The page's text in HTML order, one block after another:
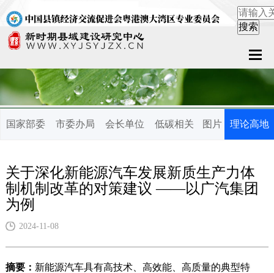
关于中心
新闻中心
案例中心
联系我们
国家部委 市委办局 会长单位 低碳相关 图片 理论高地
关于深化新能源汽车发展新质生产力体
制机制改革的对策建议 ——以广汽集团
为例
2024-11-08
摘要： 新能源汽车具有高技术、高效能、高质量的典型特